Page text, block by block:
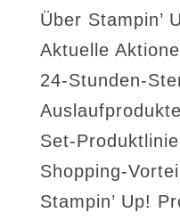
Über Stampin’
Aktuelle
24-Stunden-
Auslaufprodukte
Set-
Shopping-
Stampin’ Up!